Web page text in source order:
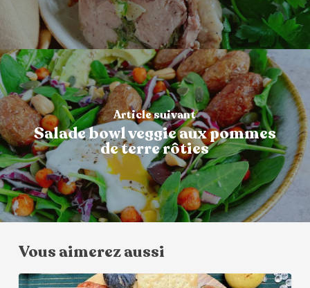
Article suivant
Salade bowl veggie aux pommes
de terre rôties
Vous aimerez aussi